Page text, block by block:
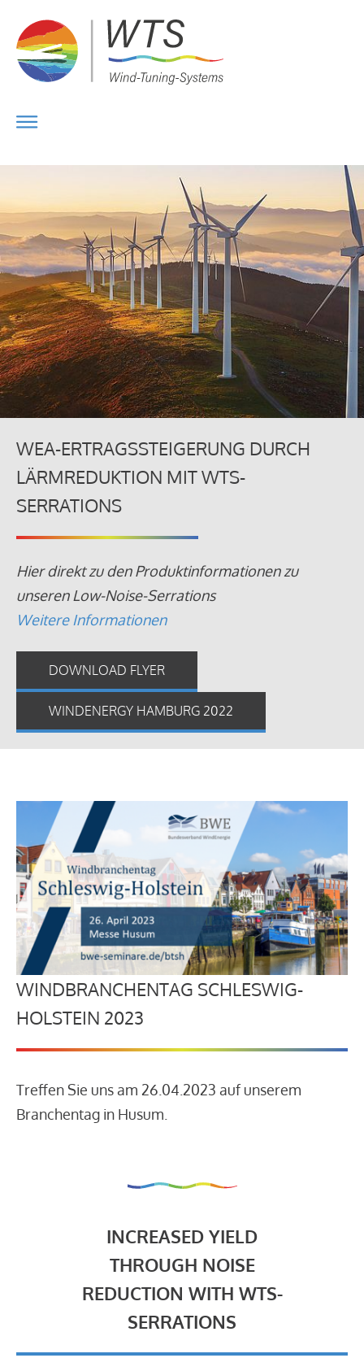
WEA-ERTRAGSSTEIGERUNG DURCH
LÄRMREDUKTION MIT WTS-
SERRATIONS
Hier direkt zu den Produktinformationen zu
unseren Low-Noise-Serrations
Weitere Informationen
DOWNLOAD FLYER
WINDENERGY HAMBURG 2022
WINDBRANCHENTAG SCHLESWIG-
HOLSTEIN 2023
Treffen Sie uns am 26.04.2023 auf unserem
Branchentag in Husum.
INCREASED YIELD
THROUGH NOISE
REDUCTION WITH WTS-
SERRATIONS